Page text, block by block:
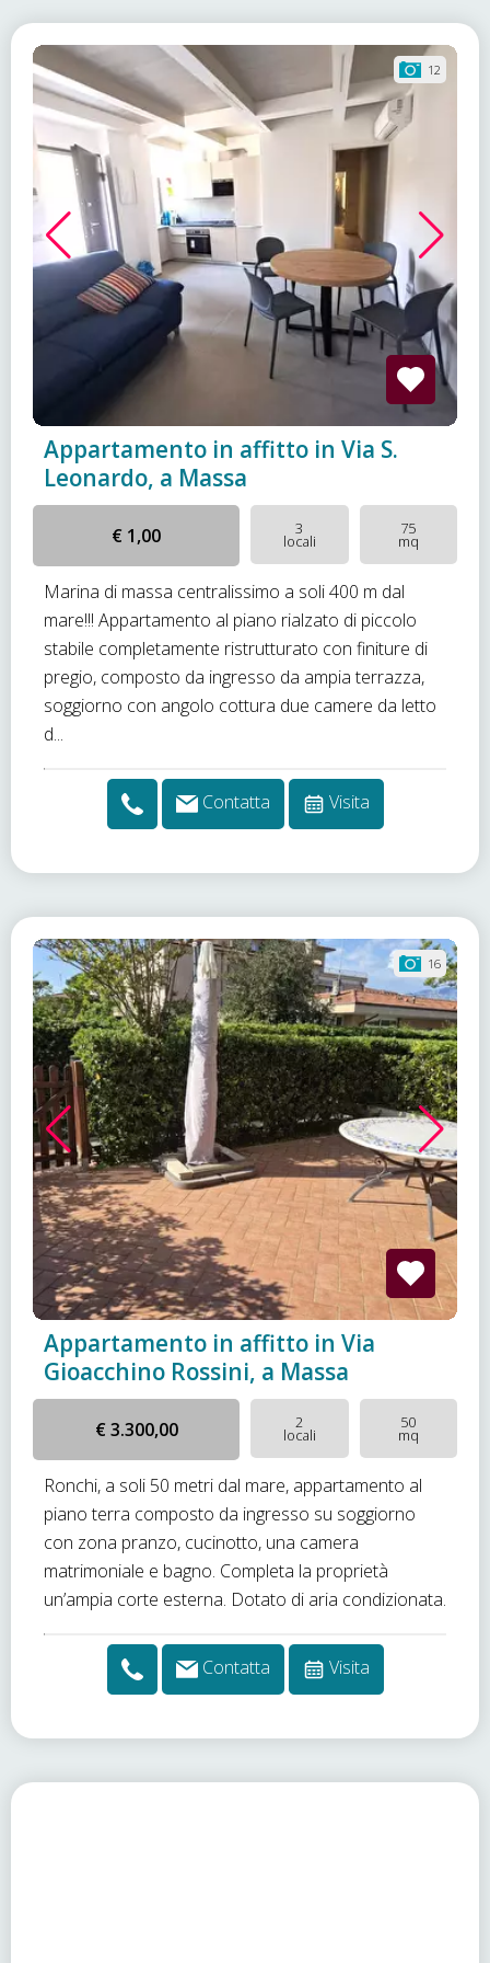
12
Appartamento in affitto in Via S.
Leonardo, a Massa
€ 1,00 3
locali
75
mq
Marina di massa centralissimo a soli 400 m dal
mare!!! Appartamento al piano rialzato di piccolo
stabile completamente ristrutturato con finiture di
pregio, composto da ingresso da ampia terrazza,
soggiorno con angolo cottura due camere da letto
d...
Contatta Visita
16
Appartamento in affitto in Via
Gioacchino Rossini, a Massa
€ 3.300,00 2
locali
50
mq
Ronchi, a soli 50 metri dal mare, appartamento al
piano terra composto da ingresso su soggiorno
con zona pranzo, cucinotto, una camera
matrimoniale e bagno. Completa la proprietà
un’ampia corte esterna. Dotato di aria condizionata.
Contatta Visita